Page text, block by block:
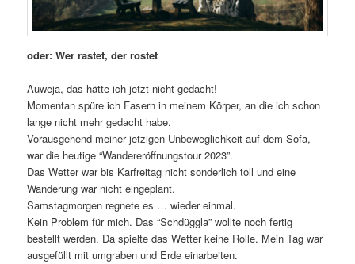
oder: Wer rastet, der rostet
Auweja, das hätte ich jetzt nicht gedacht!
Momentan spüre ich Fasern in meinem Körper, an die ich schon
lange nicht mehr gedacht habe.
Vorausgehend meiner jetzigen Unbeweglichkeit auf dem Sofa,
war die heutige “Wandereröffnungstour 2023”.
Das Wetter war bis Karfreitag nicht sonderlich toll und eine
Wanderung war nicht eingeplant.
Samstagmorgen regnete es … wieder einmal.
Kein Problem für mich. Das “Schdüggla” wollte noch fertig
bestellt werden. Da spielte das Wetter keine Rolle. Mein Tag war
ausgefüllt mit umgraben und Erde einarbeiten.